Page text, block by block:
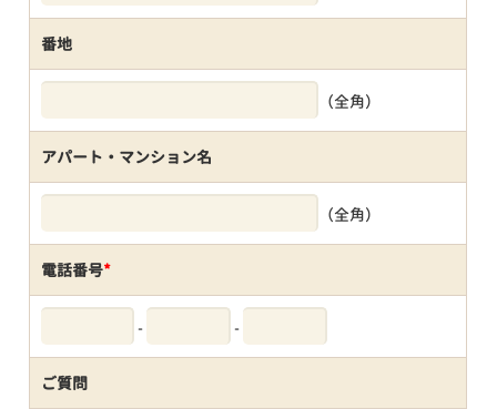
番地
（全角）
アパート・マンション名
（全角）
電話番号*
- -
ご質問